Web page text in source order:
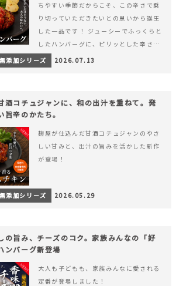
ちやすい季節だからこそ、この辛さで乗
り切っていただきたいとの思いから誕生
した一品です！ ジューシーでふっくらと
したハンバーグに、ピリッとした辛さと
コク深い旨みが楽しめる特製チリソース
&hellip; 続きを読む ピリッと刺激のあ
添加シリーズ 2026.07.13
酒コチュジャンに、和の出汁を重ねて。発
辛のかたち。
麹屋が仕込んだ甘酒コチュジャンのやさ
しい甘みと、出汁の旨みを活かした新作
が登場！
添加シリーズ 2026.05.29
の旨み、チーズのコク。家族みんなの「好
ンバーグ新登場
大人も子どもも、家族みんなに愛される
定番が登場しました！